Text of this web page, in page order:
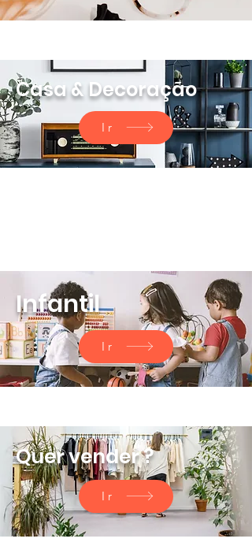
Casa & Decoração
Ir
Infantil
Ir
Quer vender ?
Ir